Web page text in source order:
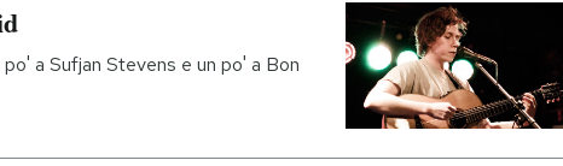
a Sufjan Stevens e un po' a Bon